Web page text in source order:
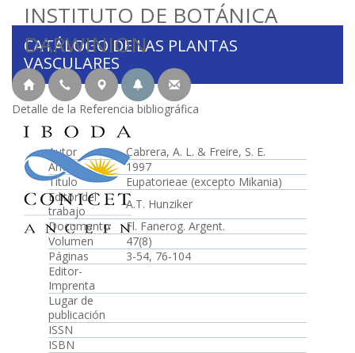
INSTITUTO DE BOTÁNICA
DARWINION
CATÁLOGO DE LAS PLANTAS
VASCULARES
Detalle de la Referencia bibliográfica
Autor
Cabrera, A. L. & Freire, S. E.
Año
1997
Título
Eupatorieae (excepto Mikania)
Editor del
trabajo
A.T. Hunziker
Documento
Fl. Fanerog. Argent.
Volumen
47(8)
Páginas
3-54, 76-104
Editor-
Imprenta
Lugar de
publicación
ISSN
ISBN